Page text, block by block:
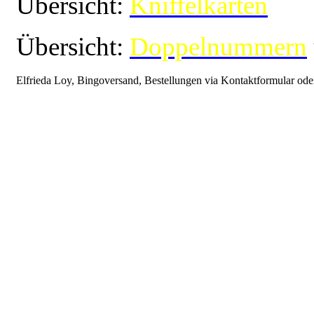
Übersicht: Doppelnummern
Elfrieda Loy, Bingoversand, Bestellungen via Kontaktformular